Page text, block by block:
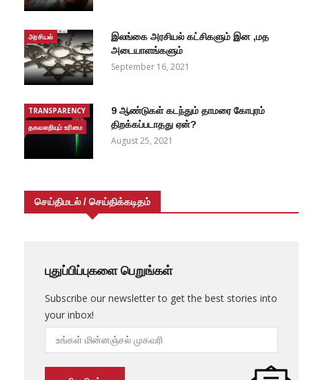
அரசியல்
இலங்கை அரசியல் கட்சிகளும் இன ,மத
அடையாளங்களும்
September 16, 2021
TRANSPARENCY
தகவலறியும் உரிமை
9 ஆண்டுகள் கடந்தும் தாமரை கோபுரம்
திறக்கப்படாதது ஏன்?
August 25, 2021
செய்திமடல் / செய்திக்கடிதம்
புதுப்பிப்புகளை பெறுங்கள்
Subscribe our newsletter to get the best stories into
your inbox!